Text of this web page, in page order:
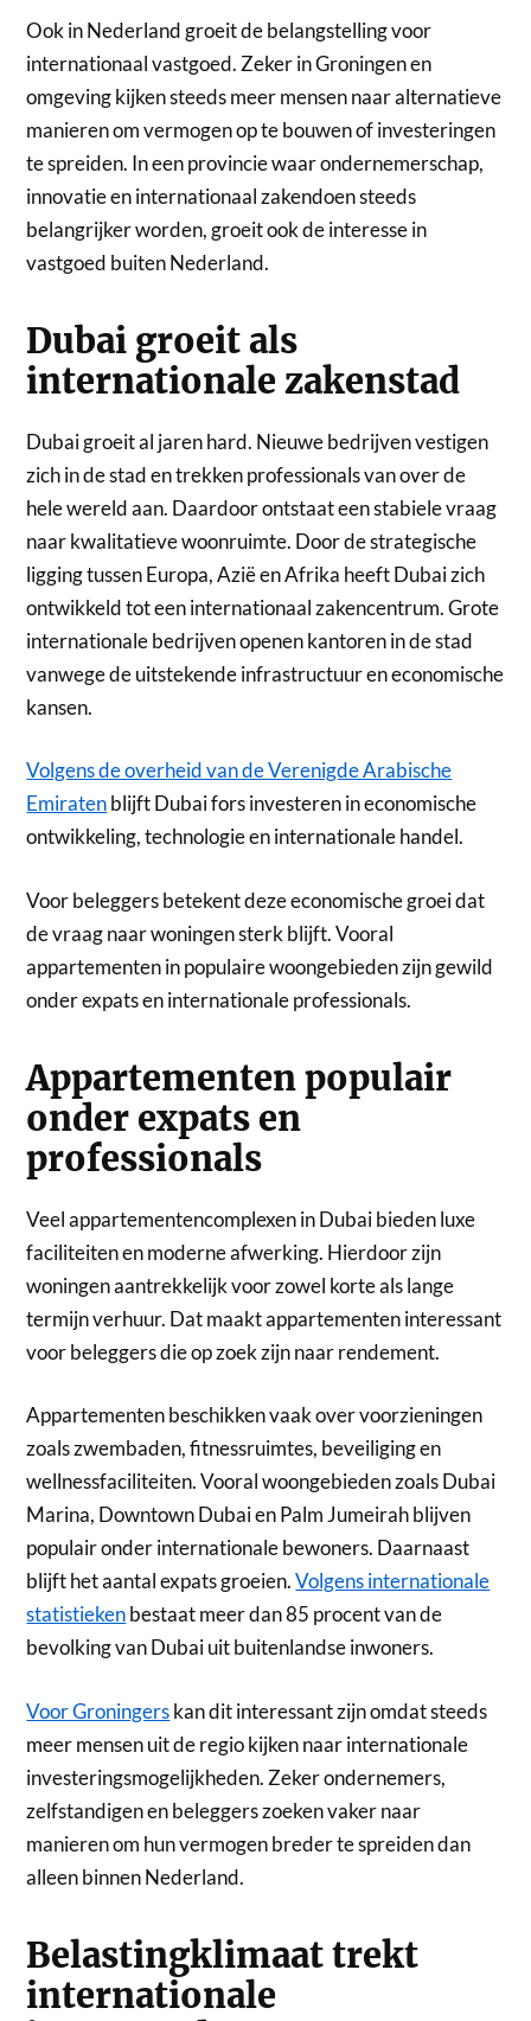
Ook in Nederland groeit de belangstelling voor
internationaal vastgoed. Zeker in Groningen en
omgeving kijken steeds meer mensen naar alternatieve
manieren om vermogen op te bouwen of investeringen
te spreiden. In een provincie waar ondernemerschap,
innovatie en internationaal zakendoen steeds
belangrijker worden, groeit ook de interesse in
vastgoed buiten Nederland.
Dubai groeit als
internationale zakenstad
Dubai groeit al jaren hard. Nieuwe bedrijven vestigen
zich in de stad en trekken professionals van over de
hele wereld aan. Daardoor ontstaat een stabiele vraag
naar kwalitatieve woonruimte. Door de strategische
ligging tussen Europa, Azië en Afrika heeft Dubai zich
ontwikkeld tot een internationaal zakencentrum. Grote
internationale bedrijven openen kantoren in de stad
vanwege de uitstekende infrastructuur en economische
kansen.
Volgens de overheid van de Verenigde Arabische
Emiratenblijft Dubai fors investeren in economische
ontwikkeling, technologie en internationale handel.
Voor beleggers betekent deze economische groei dat
de vraag naar woningen sterk blijft. Vooral
appartementen in populaire woongebieden zijn gewild
onder expats en internationale professionals.
Appartementen populair
onder expats en
professionals
Veel appartementencomplexen in Dubai bieden luxe
faciliteiten en moderne afwerking. Hierdoor zijn
woningen aantrekkelijk voor zowel korte als lange
termijn verhuur. Dat maakt appartementen interessant
voor beleggers die op zoek zijn naar rendement.
Appartementen beschikken vaak over voorzieningen
zoals zwembaden, fitnessruimtes, beveiliging en
wellnessfaciliteiten. Vooral woongebieden zoals Dubai
Marina, Downtown Dubai en Palm Jumeirah blijven
populair onder internationale bewoners. Daarnaast
blijft het aantal expats groeien.Volgens internationale
statistiekenbestaat meer dan 85 procent van de
bevolking van Dubai uit buitenlandse inwoners.
Voor Groningerskan dit interessant zijn omdat steeds
meer mensen uit de regio kijken naar internationale
investeringsmogelijkheden. Zeker ondernemers,
zelfstandigen en beleggers zoeken vaker naar
manieren om hun vermogen breder te spreiden dan
alleen binnen Nederland.
Belastingklimaat trekt
internationale